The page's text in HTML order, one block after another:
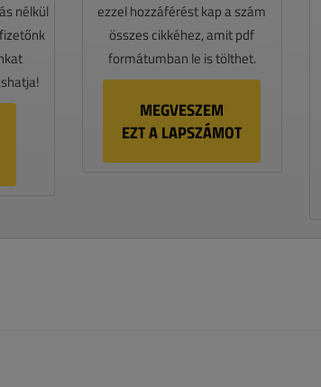
nélkül
ezzel hozzáférést kap a szám
összes cikkéhez, amit pdf
formátumban le is tölthet.
MEGVESZEM
EZT A LAPSZÁMOT